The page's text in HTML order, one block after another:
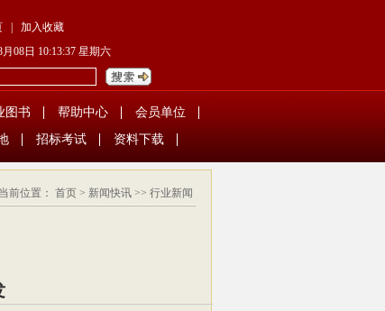
加入收藏
月08日 10:13:38 星期六
图书 帮助中心
会员单位
招标考试 资料下载
当前位置： 首页 > 新闻快讯 >> 行业新闻